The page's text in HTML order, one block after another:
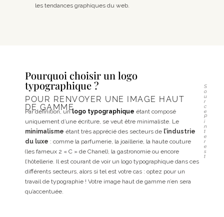
les tendances graphiques du web.
Pourquoi choisir un logo
typographique ?
POUR RENVOYER UNE IMAGE HAUT
DE GAMME
Par définition, unlogo typographique étant composé
uniquement d’une écriture, se veut être minimaliste. Le
minimalisme étant très apprécié des secteurs de l’industrie
du luxe : comme la parfumerie, la joaillerie, la haute couture
(les fameux 2 « C » de Chanel), la gastronomie ou encore
l’hôtellerie. Il est courant de voir un logo typographique dans ces
différents secteurs, alors si tel est votre cas : optez pour un
travail de typographie ! Votre image haut de gamme n’en sera
qu’accentuée.
S
o
u
r
c
e
P
i
n
t
e
r
e
s
t